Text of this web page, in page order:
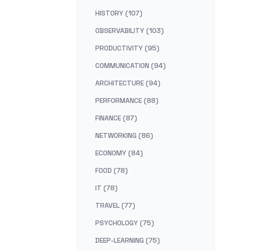
HISTORY (107)
OBSERVABILITY (103)
PRODUCTIVITY (95)
COMMUNICATION (94)
ARCHITECTURE (94)
PERFORMANCE (88)
FINANCE (87)
NETWORKING (86)
ECONOMY (84)
FOOD (78)
IT (78)
TRAVEL (77)
PSYCHOLOGY (75)
DEEP-LEARNING (75)